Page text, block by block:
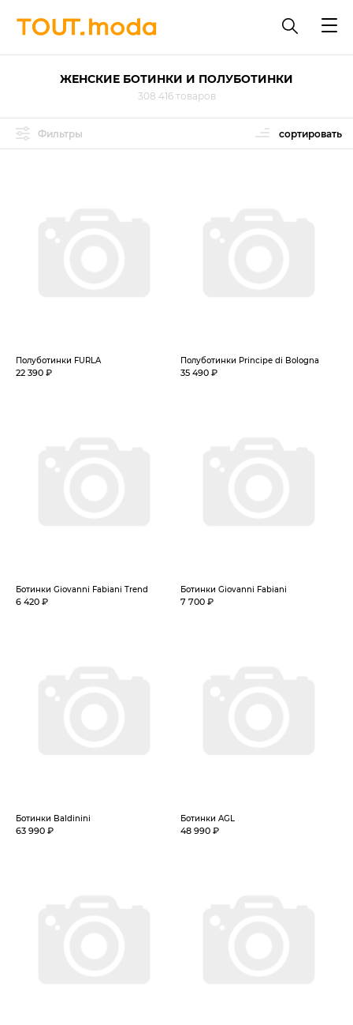
ЖЕНСКИЕ БОТИНКИ И ПОЛУБОТИНКИ
308 416 товаров
Фильтры сортировать
Полуботинки FURLA
22 390 ₽
Полуботинки Principe di Bologna
35 490 ₽
Ботинки Giovanni Fabiani Trend
6 420 ₽
Ботинки Giovanni Fabiani
7 700 ₽
Ботинки Baldinini
63 990 ₽
Ботинки AGL
48 990 ₽